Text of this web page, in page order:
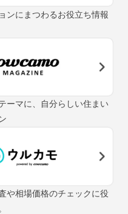
ンにまつわるお役立ち情報
ーマに、自分らしい住まい
や相場価格のチェックに役